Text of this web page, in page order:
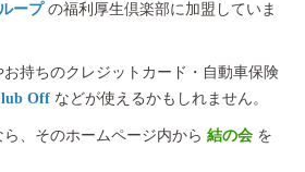
ープ の福利厚生倶楽部に加盟していま
持ちのクレジットカード・自動車保険
Offなどが使えるかもしれません。
、そのホームページ内から 結の会を